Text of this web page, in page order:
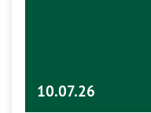
10.07.26